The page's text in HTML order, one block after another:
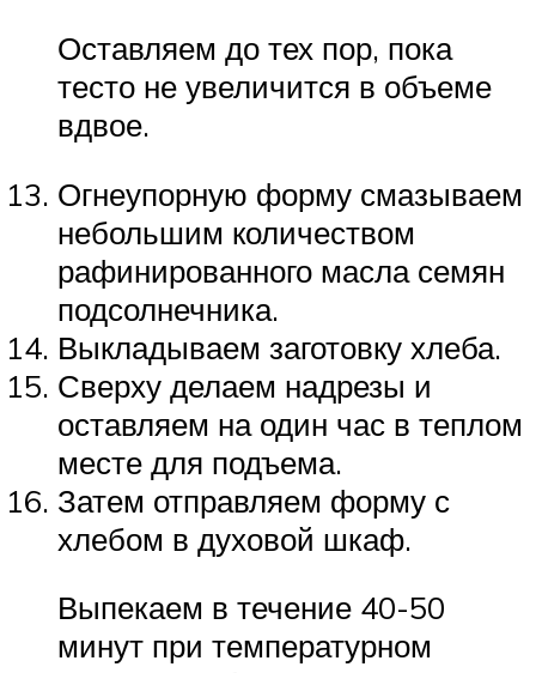
Оставляем до тех пор, пока
тесто не увеличится в объеме
вдвое.
Огнеупорную форму смазываем
небольшим количеством
рафинированного масла семян
подсолнечника.
Выкладываем заготовку хлеба.
Сверху делаем надрезы и
оставляем на один час в теплом
месте для подъема.
Затем отправляем форму с
хлебом в духовой шкаф.
Выпекаем в течение 40-50
минут при температурном